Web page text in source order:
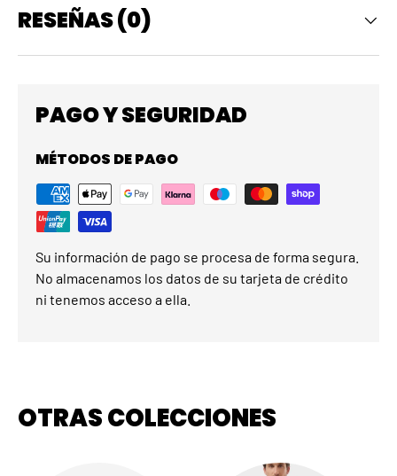
RESEÑAS (0)
PAGO Y SEGURIDAD
MÉTODOS DE PAGO
Su información de pago se procesa de forma segura.
No almacenamos los datos de su tarjeta de crédito
ni tenemos acceso a ella.
OTRAS COLECCIONES